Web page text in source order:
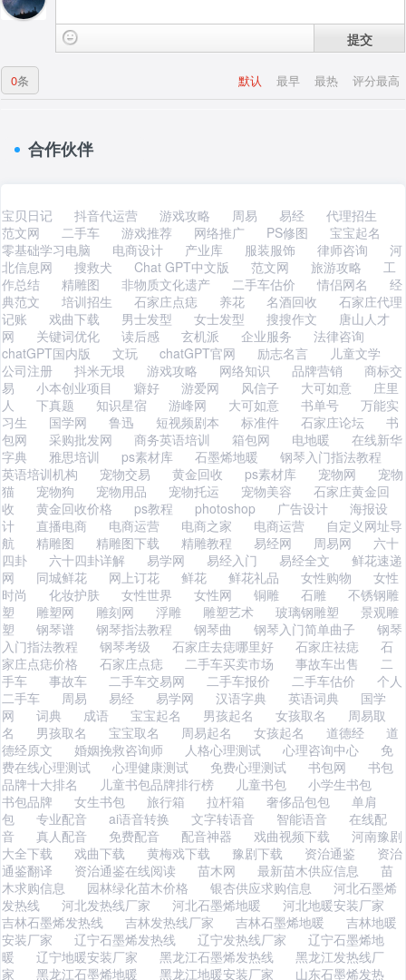
提交
默认 最早 最热 评分最高
0条
合作伙伴
宝贝日记 抖音代运营 游戏攻略 周易 易经
代理招生
范文网
二手车 游戏推荐 网络推广 PS修图
宝宝起名
零基础学习电脑
电商设计 产业库 服装服饰 律师咨询
河
北信息网
搜救犬 Chat GPT中文版 范文网 旅游攻略
工
作总结
精雕图 非物质文化遗产 二手车估价 情侣网名
经
典范文
培训招生 石家庄点痣 养花 名酒回收
石家庄代理
记账
戏曲下载 男士发型 女士发型 搜搜作文
唐山人才
网
关键词优化 读后感 玄机派 企业服务
法律咨询
chatGPT国内版
文玩 chatGPT官网 励志名言
儿童文学
公司注册
抖米无垠 游戏攻略 网络知识 品牌营销
商标交
易
小本创业项目 癖好 游爱网 风信子 大可如意
庄里
人
下真题 知识星宿 游峰网 大可如意 书单号
万能实
习生
国学网 鲁迅 短视频剧本 标准件 石家庄论坛
书
包网
采购批发网 商务英语培训 箱包网 电地暖
在线新华
字典
雅思培训 ps素材库 石墨烯地暖
钢琴入门指法教程
英语培训机构
宠物交易 黄金回收 ps素材库 宠物网
宠物
猫
宠物狗 宠物用品 宠物托运 宠物美容
石家庄黄金回
收
黄金回收价格 ps教程 photoshop 广告设计
海报设
计
直播电商 电商运营 电商之家 电商运营
自定义网址导
航
精雕图 精雕图下载 精雕教程 易经网 周易网
六十
四卦
六十四卦详解 易学网 易经入门 易经全文
鲜花速递
网
同城鲜花 网上订花 鲜花 鲜花礼品 女性购物
女性
时尚
化妆护肤 女性世界 女性网 铜雕 石雕
不锈钢雕
塑
雕塑网 雕刻网 浮雕 雕塑艺术 玻璃钢雕塑
景观雕
塑
钢琴谱 钢琴指法教程 钢琴曲 钢琴入门简单曲子
钢琴
入门指法教程
钢琴考级 石家庄去痣哪里好 石家庄祛痣
石
家庄点痣价格
石家庄点痣 二手车买卖市场 事故车出售
二
手车
事故车 二手车交易网 二手车报价 二手车估价
个人
二手车
周易 易经 易学网 汉语字典 英语词典
国学
网
词典 成语 宝宝起名 男孩起名 女孩取名
周易取
名
男孩取名 宝宝取名 周易起名 女孩起名 道德经
道
德经原文
婚姻挽救咨询师 人格心理测试 心理咨询中心
免
费在线心理测试
心理健康测试 免费心理测试 书包网
书包
品牌十大排名
儿童书包品牌排行榜 儿童书包
小学生书包
书包品牌
女生书包 旅行箱 拉杆箱 奢侈品包包
单肩
包
专业配音 ai语音转换 文字转语音 智能语音
在线配
音
真人配音 免费配音 配音神器 戏曲视频下载
河南豫剧
大全下载
戏曲下载 黄梅戏下载 豫剧下载 资治通鉴
资治
通鉴翻译
资治通鉴在线阅读 苗木网 最新苗木供应信息
苗
木求购信息
园林绿化苗木价格 银杏供应求购信息
河北石墨烯
发热线
河北发热线厂家 河北石墨烯地暖
河北地暖安装厂家
吉林石墨烯发热线
吉林发热线厂家 吉林石墨烯地暖
吉林地暖
安装厂家
辽宁石墨烯发热线 辽宁发热线厂家
辽宁石墨烯地
暖
辽宁地暖安装厂家 黑龙江石墨烯发热线
黑龙江发热线厂
家
黑龙江石墨烯地暖 黑龙江地暖安装厂家 山东石墨烯发热